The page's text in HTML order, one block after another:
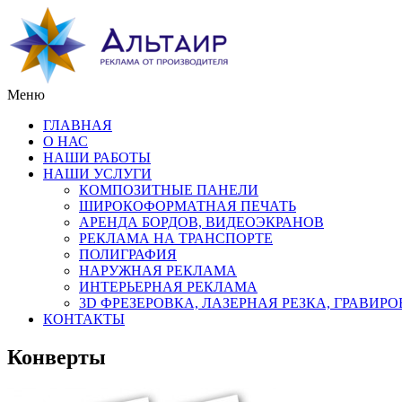
Меню
ГЛАВНАЯ
О НАС
НАШИ РАБОТЫ
НАШИ УСЛУГИ
КОМПОЗИТНЫЕ ПАНЕЛИ
ШИРОКОФОРМАТНАЯ ПЕЧАТЬ
АРЕНДА БОРДОВ, ВИДЕОЭКРАНОВ
РЕКЛАМА НА ТРАНСПОРТЕ
ПОЛИГРАФИЯ
НАРУЖНАЯ РЕКЛАМА
ИНТЕРЬЕРНАЯ РЕКЛАМА
3D ФРЕЗЕРОВКА, ЛАЗЕРНАЯ РЕЗКА,
КОНТАКТЫ
Конверты